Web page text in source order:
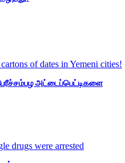
அட்டைப்பெட்டிகளை